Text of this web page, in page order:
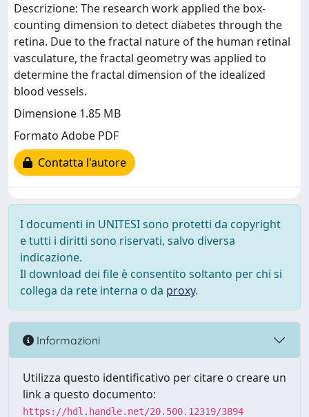
Descrizione: The research work applied the box-
counting dimension to detect diabetes through the
retina. Due to the fractal nature of the human retinal
vasculature, the fractal geometry was applied to
determine the fractal dimension of the idealized
blood vessels.
Dimensione 1.85 MB
Formato Adobe PDF
Contatta l'autore
I documenti in UNITESI sono protetti da copyright
e tutti i diritti sono riservati, salvo diversa
indicazione.
Il download dei file è consentito soltanto per chi si
collega da rete interna o da proxy.
Informazioni
Utilizza questo identificativo per citare o creare un
link a questo documento:
https://hdl.handle.net/20.500.12319/3894